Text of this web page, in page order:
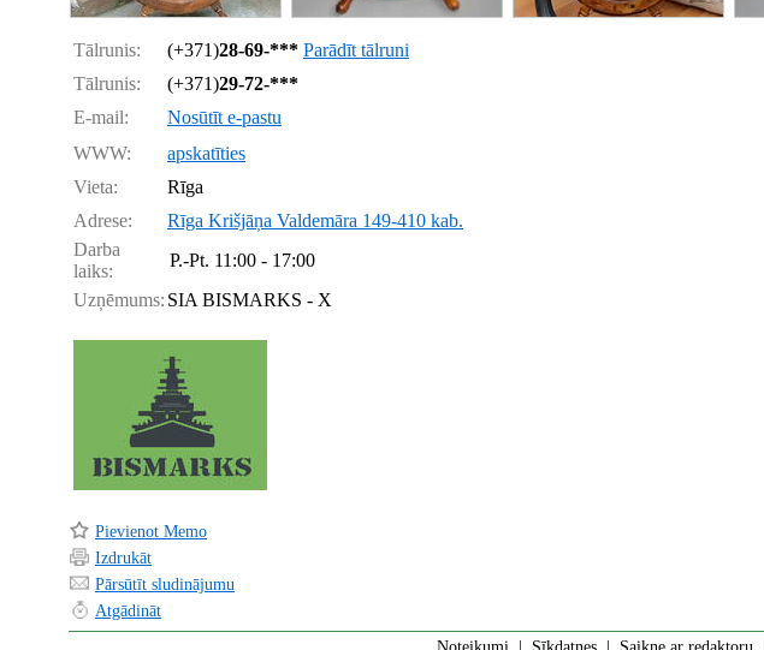
Tālrunis: (+371)28-69-*** Parādīt tālruni
Tālrunis:
(+371)29-72-***
E-mail:
Nosūtīt e-pastu
WWW:
apskatīties
Vieta:
Rīga
Adrese:
Rīga Krišjāņa Valdemāra 149-410 kab.
Darba
laiks:
P.-Pt. 11:00 - 17:00
Uzņēmums: SIA BISMARKS - X
Pievienot Memo
Izdrukāt
Pārsūtīt sludinājumu
Atgādināt